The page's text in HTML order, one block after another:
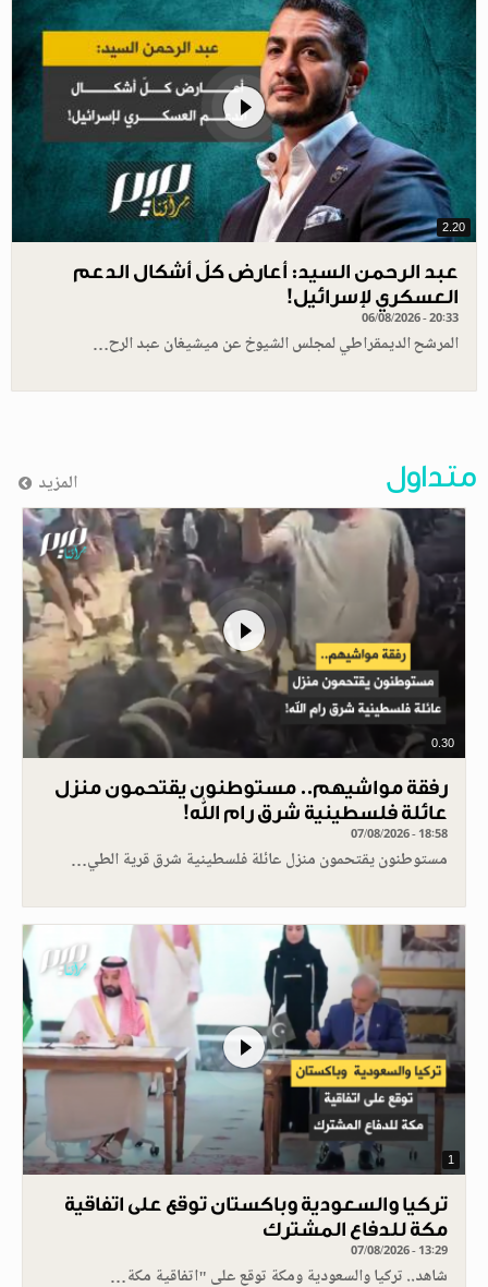
2.20
عبد الرحمن السيد: أعارض كلّ أشكال الدعم
العسكري لإسرائيل!
06/08/2026 - 20:33
المرشح الديمقراطي لمجلس الشيوخ عن ميشيغان عبد الرح…
متداول المزيد
0.30
رفقة مواشيهم.. مستوطنون يقتحمون منزل
عائلة فلسطينية شرق رام الله!
07/08/2026 - 18:58
مستوطنون يقتحمون منزل عائلة فلسطينية شرق قرية الطي…
1
تركيا والسعودية وباكستان توقع على اتفاقية
مكة للدفاع المشترك
07/08/2026 - 13:29
شاهد.. تركيا والسعودية ومكة توقع على "اتفاقية مكة…